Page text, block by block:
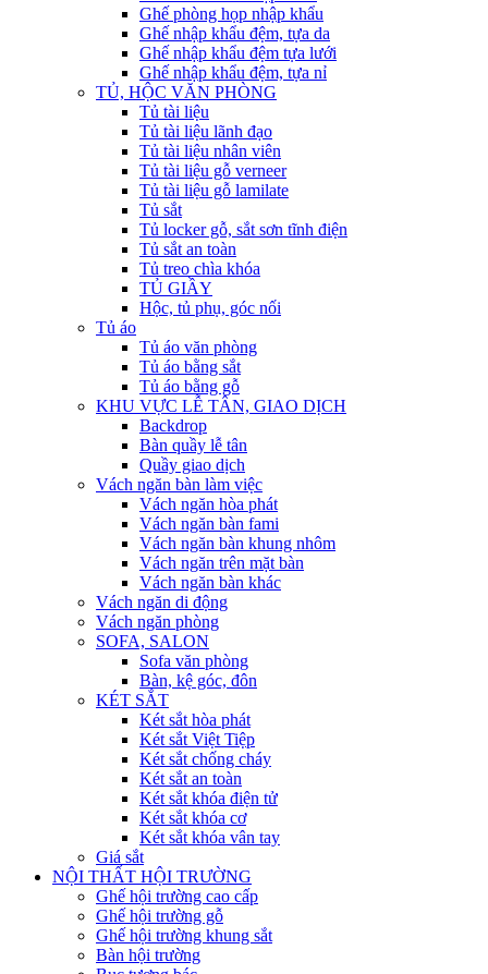
Ghế phòng họp nhập khẩu
Ghế nhập khẩu đệm, tựa da
Ghế nhập khẩu đệm tựa lưới
Ghế nhập khẩu đệm, tựa nỉ
TỦ, HỘC VĂN PHÒNG
Tủ tài liệu
Tủ tài liệu lãnh đạo
Tủ tài liệu nhân viên
Tủ tài liệu gỗ verneer
Tủ tài liệu gỗ lamilate
Tủ sắt
Tủ locker gỗ, sắt sơn tĩnh điện
Tủ sắt an toàn
Tủ treo chìa khóa
TỦ GIẦY
Hộc, tủ phụ, góc nối
Tủ áo
Tủ áo văn phòng
Tủ áo bằng sắt
Tủ áo bằng gỗ
KHU VỰC LỄ TÂN, GIAO DỊCH
Backdrop
Bàn quầy lễ tân
Quầy giao dịch
Vách ngăn bàn làm việc
Vách ngăn hòa phát
Vách ngăn bàn fami
Vách ngăn bàn khung nhôm
Vách ngăn trên mặt bàn
Vách ngăn bàn khác
Vách ngăn di động
Vách ngăn phòng
SOFA, SALON
Sofa văn phòng
Bàn, kệ góc, đôn
KÉT SẮT
Két sắt hòa phát
Két sắt Việt Tiệp
Két sắt chống cháy
Két sắt an toàn
Két sắt khóa điện tử
Két sắt khóa cơ
Két sắt khóa vân tay
Giá sắt
NỘI THẤT HỘI TRƯỜNG
Ghế hội trường cao cấp
Ghế hội trường gỗ
Ghế hội trường khung sắt
Bàn hội trường